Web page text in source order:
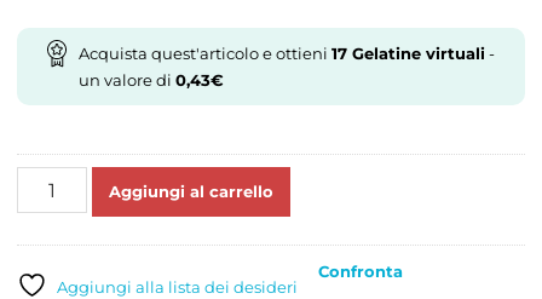
Acquista quest'articolo e ottieni 17Gelatine virtuali-
un valore di 0,43€
TORTIERA
PAVONCAKE
Aggiungi al carrello
Aggiungi alla lista dei desideri
Confronta